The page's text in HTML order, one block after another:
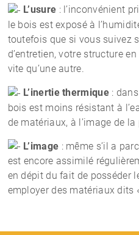
L’usure : l’inconvénient
le bois est exposé à
toutefois que si vous suivez
d’entretien, votre structure
vite qu’une autre.
L’inertie thermique: dans
bois est moins résistant à
de matériaux, à l’image de la
L’image : même s’il a
est encore assimilé
en dépit du fait de posséder
employer des matériaux dits